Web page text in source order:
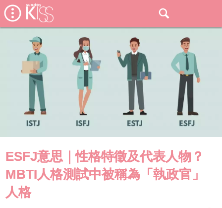
ESFJ意思｜性格特徵及代表人物？
MBTI人格測試中被稱為「執政官」
人格